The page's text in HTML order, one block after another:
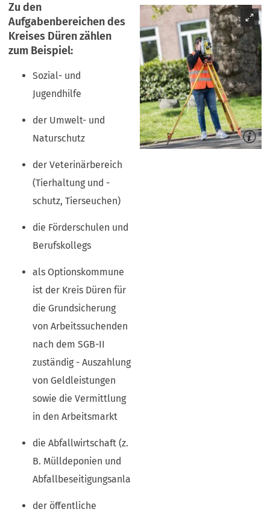
Zu den
Aufgabenbereichen des
Kreises Düren zählen
zum Beispiel:
Sozial- und
Jugendhilfe
der Umwelt- und
Naturschutz
der Veterinärbereich
(Tierhaltung und -
schutz, Tierseuchen)
die Förderschulen und
Berufskollegs
als Optionskommune
ist der Kreis Düren für
die Grundsicherung
von Arbeitssuchenden
nach dem SGB-II
zuständig - Auszahlung
von Geldleistungen
sowie die Vermittlung
in den Arbeitsmarkt
die Abfallwirtschaft (z.
B. Mülldeponien und
Abfallbeseitigungsanlagen)
der öffentliche